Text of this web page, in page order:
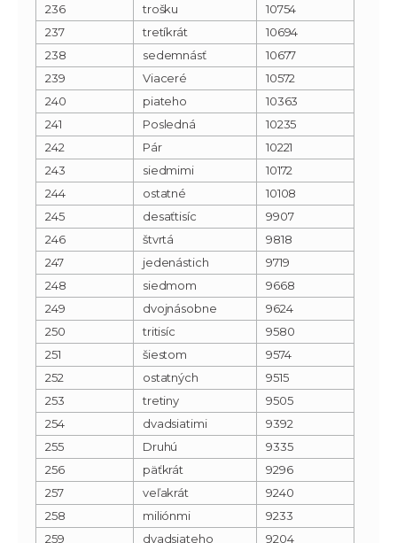
236
trošku
10754
237
tretíkrát
10694
238
sedemnásť
10677
239
Viaceré
10572
240
piateho
10363
241
Posledná
10235
242
Pár
10221
243
siedmimi
10172
244
ostatné
10108
245
desaťtisíc
9907
246
štvrtá
9818
247
jedenástich
9719
248
siedmom
9668
249
dvojnásobne
9624
250
tritisíc
9580
251
šiestom
9574
252
ostatných
9515
253
tretiny
9505
254
dvadsiatimi
9392
255
Druhú
9335
256
päťkrát
9296
257
veľakrát
9240
258
miliónmi
9233
259
dvadsiateho
9204